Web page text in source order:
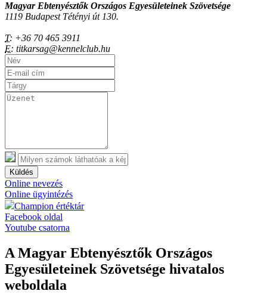
Magyar Ebtenyésztők Országos Egyesületeinek Szövetsége
1119 Budapest Tétényi út 130.
T: +36 70 465 3911
E: titkarsag@kennelclub.hu
Küldés
Online nevezés
Online ügyintézés
Champion értéktár
Facebook oldal
Youtube csatorna
A Magyar Ebtenyésztők Országos
Egyesületeinek Szövetsége hivatalos
weboldala